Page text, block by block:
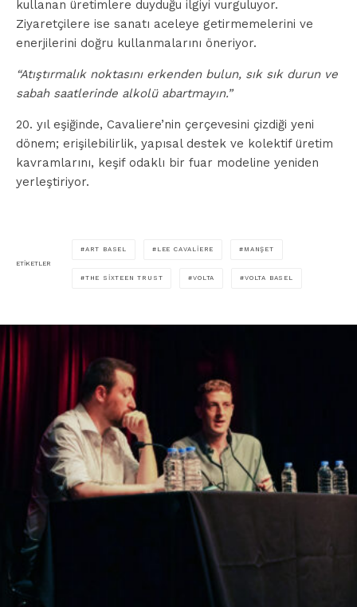
kullanan üretimlere duyduğu ilgiyi vurguluyor.
Ziyaretçilere ise sanatı aceleye getirmemelerini ve
enerjilerini doğru kullanmalarını öneriyor.
“Atıştırmalık noktasını erkenden bulun, sık sık durun ve
sabah saatlerinde alkolü abartmayın.”
20. yıl eşiğinde, Cavaliere’nin çerçevesini çizdiği yeni
dönem; erişilebilirlik, yapısal destek ve kolektif üretim
kavramlarını, keşif odaklı bir fuar modeline yeniden
yerleştiriyor.
ETIKETLER
ART BASEL LEE CAVALIERE MANŞET
THE SIXTEEN TRUST VOLTA VOLTA BASEL